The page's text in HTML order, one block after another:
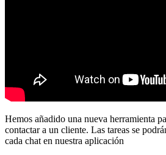
Hemos añadido una nueva herramienta
contactar a un cliente. Las tareas se
cada chat en nuestra aplicación